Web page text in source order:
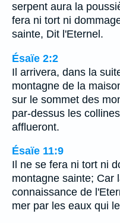
serpent aura la
fera ni tort ni
sainte, Dit l'Eternel.
Ésaïe 2:2
Il arrivera, dans la
montagne de la
sur le sommet des
par-dessus les
afflueront.
Ésaïe 11:9
Il ne se fera ni tort ni
montagne sainte; Car
connaissance de
mer par les eaux qui